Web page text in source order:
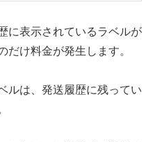
に表示されているラベルが
だけ料金が発生します。
ルは、発送履歴に残ってい